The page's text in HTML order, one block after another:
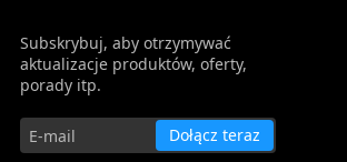
Subskrybuj, aby otrzymywać
aktualizacje produktów, oferty,
porady itp.
Dołącz teraz